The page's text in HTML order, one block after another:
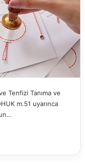
Tenfizi Tanıma ve
m.51 uyarınca